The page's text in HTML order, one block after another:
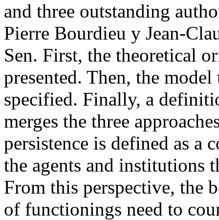
and three outstanding
Pierre Bourdieu y Jean-
Sen. First, the theoretical
presented. Then, the
specified. Finally, a
merges the three
persistence is defined as
the agents and institutions
From this perspective, the
of functionings need to